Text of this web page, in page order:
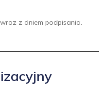
z dniem podpisania.